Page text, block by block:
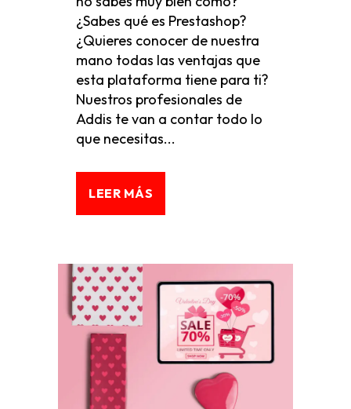
¿Sabes qué es Prestashop?
¿Quieres conocer de nuestra
mano todas las ventajas que
esta plataforma tiene para ti?
Nuestros profesionales de
Addis te van a contar todo lo
que necesitas...
LEER MÁS